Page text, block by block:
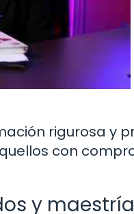
rigurosa y
con
y